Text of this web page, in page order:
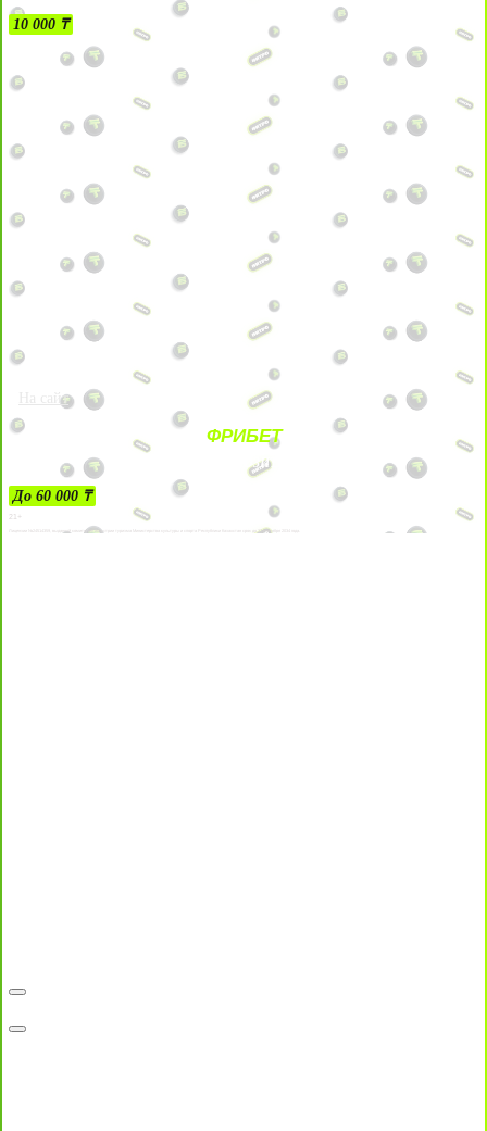
10 000 ₸
На сайт
ФРИБЕТ
ЗА ДЕПОЗИТЫ
До 60 000 ₸
21+
Лицензии №24514359, выданной комитетом индустрии туризма Министерства культуры и спорта Республики Казахстан срок до 27 сентября 2034 года.